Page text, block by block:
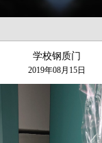
学校钢质门
2019年08月15日